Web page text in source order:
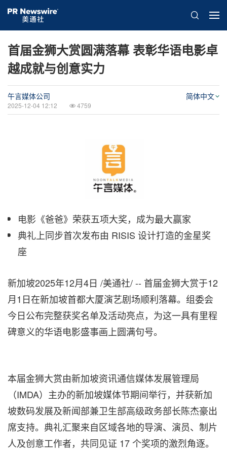
首届金狮大赏圆满落幕 表彰华语电影卓
越成就与创意实力
午言媒体公司
2025-12-04 12:12 4759
简体中文
电影《爸爸》荣获五项大奖，成为最大赢家
典礼上同步首次发布由 RISIS 设计打造的金星奖
座
新加坡2025年12月4日 /美通社/ -- 首届金狮大赏于12
月1日在新加坡首都大厦演艺剧场顺利落幕。组委会
今日公布完整获奖名单及活动亮点，为这一具有里程
碑意义的华语电影盛事画上圆满句号。
本届金狮大赏由新加坡资讯通信媒体发展管理局
（IMDA）主办的新加坡媒体节期间举行，并获新加
坡数码发展及新闻部兼卫生部高级政务部长陈杰豪出
席支持。典礼汇聚来自区域各地的导演、演员、制片
人及创意工作者，共同见证 17 个奖项的激烈角逐。